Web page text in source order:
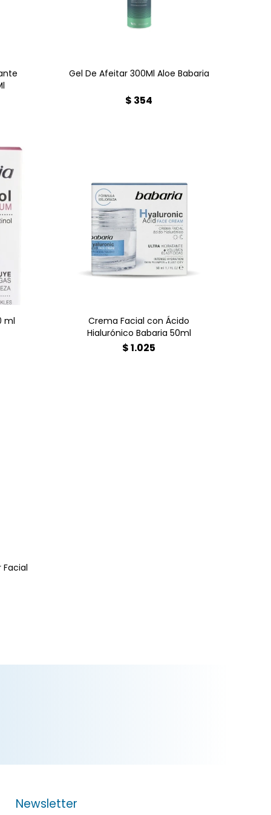
y ayuda a hidratar la piel
Gel De Afeitar 300Ml Aloe Babaria
$ 354
y
y
ml
Hidratación intensa y duradera
para tu piel. Reduce arrugas y
mejora la elasticidad. Apta para
todo tipo de piel, uso día y
noche. Encuéntrala en
Farmacia Goes. ¡Piel más suave
y firme!
Crema Facial con Ácido
Hialurónico Babaria 50ml
$1.025
Facial
Newsletter